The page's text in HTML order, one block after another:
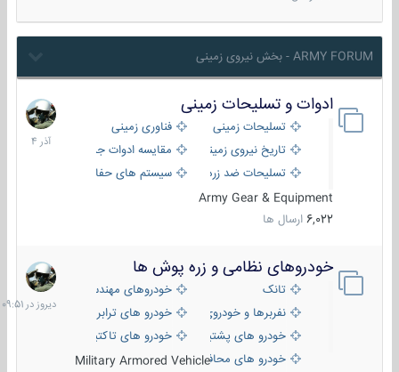
ARMY FORUM - بخش نیروی زمینی
ادوات و تسلیحات زمینی
تسلیحات زمینی
فناوری زمینی
تاریخ نیروی زمینی
مقایسه ادوات جنگی
تسلیحات ضد زره
سیستم های حفاظت فعال
Army Gear & Equipment
6,022 ارسال ها
21
آذر
1404
خودروهای نظامی و زره پوش ها
تانک
خودروهای مهندسی
نفربرها و خودروی های رزمی پیاده نظام
خودرو های ترابری نظامی
خودرو های پشتیبانی آتش ، شناسایی و ضد تانک
خودرو های تاکتیکی نظامی
خودرو های محافظت شدهMilitary Armored Vehicle
دیروز
در
09:51